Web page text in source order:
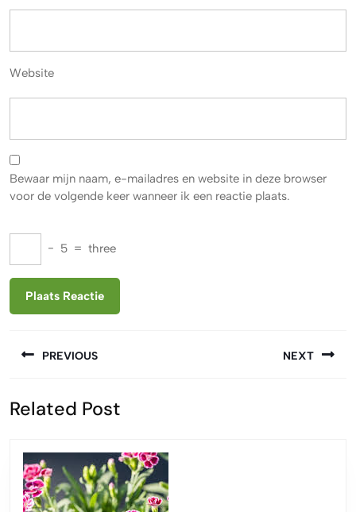
Website
Bewaar mijn naam, e-mailadres en website in deze browser
voor de volgende keer wanneer ik een reactie plaats.
− 5 = three
PREVIOUS
bericht:
NEXT
Related Post